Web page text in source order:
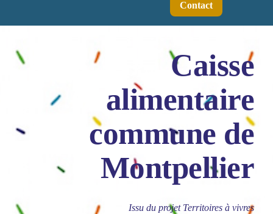
Contact
Caisse
alimentaire
commune de
Montpellier
Issu du projet Territoires à vivres